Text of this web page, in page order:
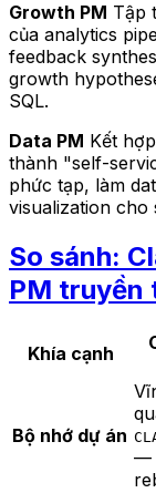
Growth PM Tập
của analytics
feedback
growth
SQL.
Data PM Kết
thành "self-
phức tạp, làm
visualization cho
So sánh:
PM truyền
Khía cạnh
Bộ nhớ dự án
—